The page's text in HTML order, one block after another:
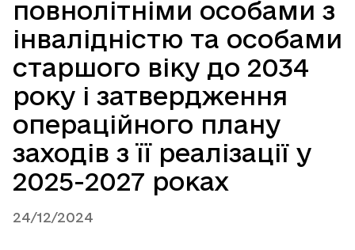
повнолітніми особами з
інвалідністю та особами
старшого віку до 2034
року і затвердження
операційного плану
заходів з її реалізації у
2025-2027 роках
24/12/2024